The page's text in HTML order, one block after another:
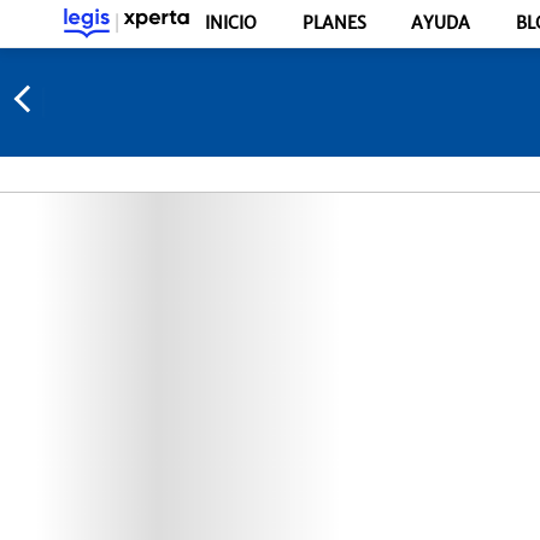
INICIO PLANES AYUDA